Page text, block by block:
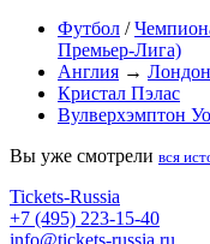
Футбол /
Премьер-Лига)
Англия → Лондон
Кристал Пэлас
Вулверхэмптон
Вы уже смотрели вся
Tickets-Russia
+7 (495) 223-15-40